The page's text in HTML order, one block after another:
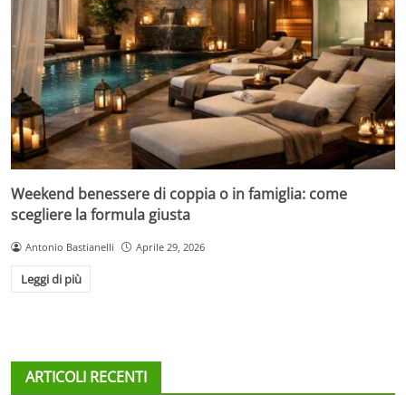
Weekend benessere di coppia o in famiglia: come
scegliere la formula giusta
Antonio Bastianelli Aprile 29, 2026
Leggi di più
ARTICOLI RECENTI